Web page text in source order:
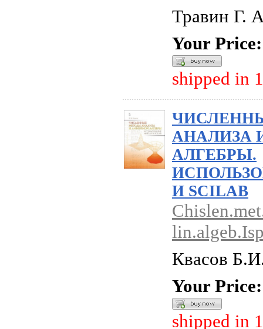
Травин Г.
Your Price:
shipped in
АНАЛИЗА
АЛГЕБРЫ.
И SCILAB
Квасов
Your Price:
shipped in